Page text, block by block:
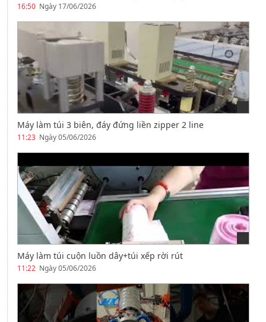
16:50 Ngày 17/06/2026
Máy làm túi 3 biên, đáy đứng liền zipper 2 line
11:23 Ngày 05/06/2026
Máy làm túi cuộn luồn dây+túi xếp rời rút
11:22 Ngày 05/06/2026